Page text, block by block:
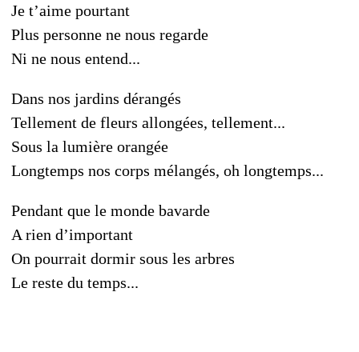
Je t’aime pourtant
Plus personne ne nous regarde
Ni ne nous entend...
Dans nos jardins dérangés
Tellement de fleurs allongées, tellement...
Sous la lumière orangée
Longtemps nos corps mélangés, oh longtemps...
Pendant que le monde bavarde
A rien d’important
On pourrait dormir sous les arbres
Le reste du temps...